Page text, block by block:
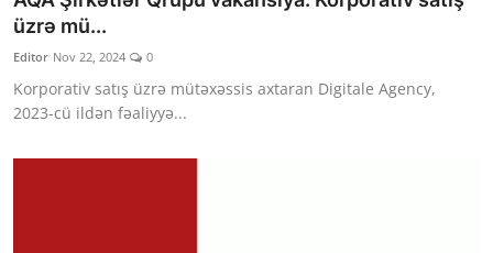
üzrə mü...
Editor Nov 22, 2024 0
Korporativ satış üzrə mütəxəssis axtaran Digitale Agency,
2023-cü ildən fəaliyyə...